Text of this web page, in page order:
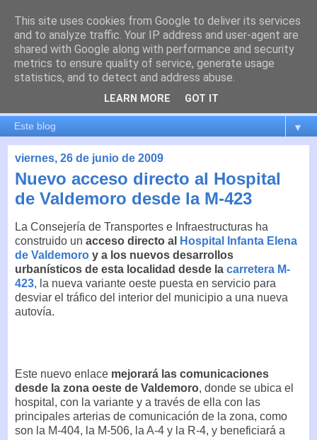
es por madrid
El blog de Madrid y su actualidad, proyectos, transporte,
movilidad, arquitectura, participación, medio ambiente,
educación, empleo, ...
▼
viernes, 26 de junio de 2009
Nuevo acceso directo al Hospital
de Valdemoro desde la M-423
La Consejería de Transportes e Infraestructuras ha
construido un acceso directo al
Hospital Infanta Elena
de Valdemoro y a los nuevos desarrollos
urbanísticos de esta localidad desde la carretera M-
423, la nueva variante oeste puesta en servicio para
desviar el tráfico del interior del municipio a una nueva
autovía.
Este nuevo enlace mejorará las comunicaciones
desde la zona oeste de Valdemoro, donde se ubica el
hospital, con la variante y a través de ella con las
principales arterias de comunicación de la zona, como
son la M-404, la M-506, la A-4 y la R-4, y beneficiará a
This site uses cookies from Google to deliver its services
and to analyze traffic. Your IP address and user-agent are
shared with Google along with performance and security
metrics to ensure quality of service, generate usage
statistics, and to detect and address abuse.
LEARN MORE GOT IT